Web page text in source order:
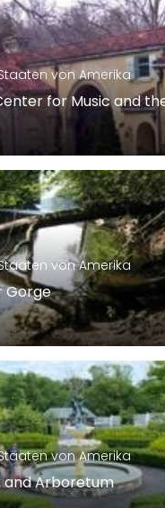
von Amerika
for Music and
von Amerika
Gorge
von Amerika
and Arboretum